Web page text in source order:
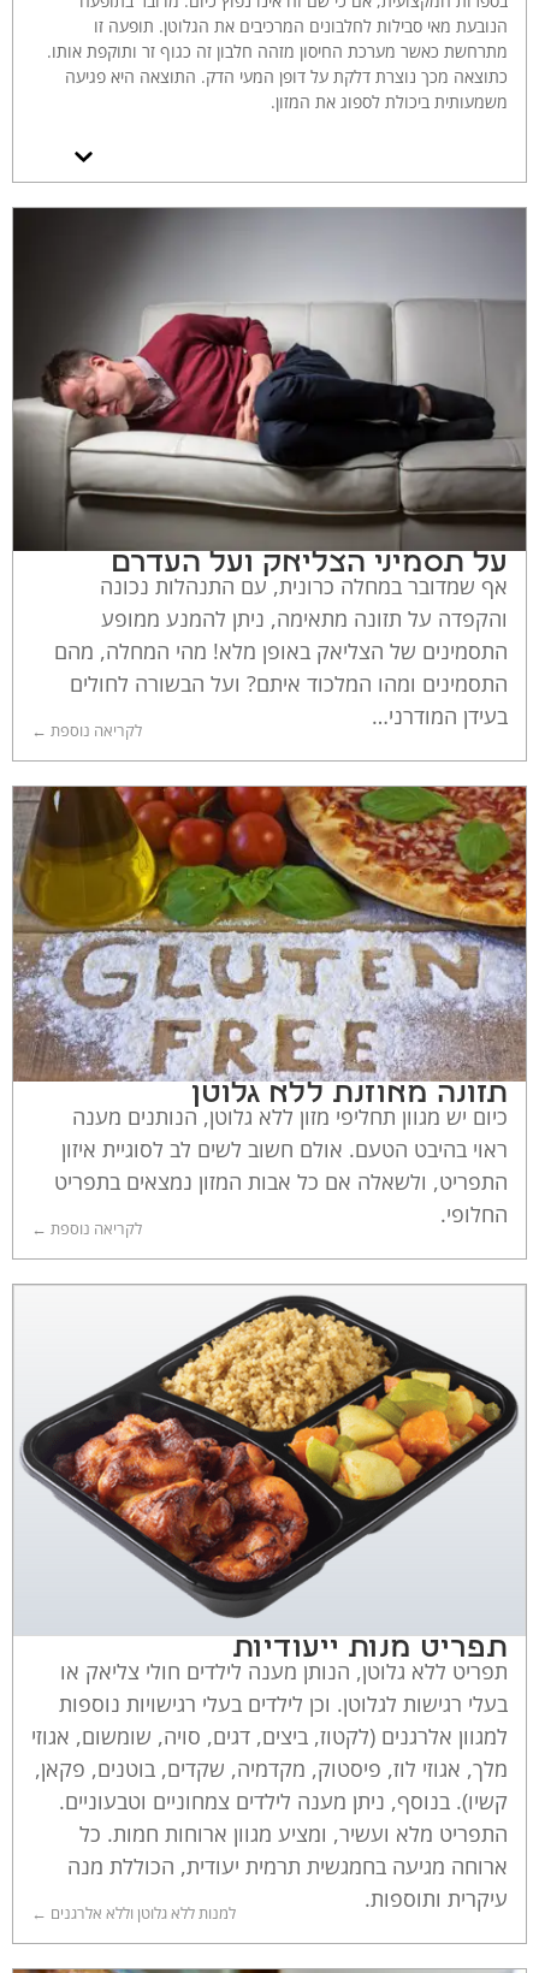
הנובעת מאי סבילות לחלבונים המרכיבים את הגלוטן. תופעה זו
מתרחשת כאשר מערכת החיסון מזהה חלבון זה כגוף זר ותוקפת אותו.
כתוצאה מכך נוצרת דלקת על דופן המעי הדק. התוצאה היא פגיעה
משמעותית ביכולת לספוג את המזון.
ממחלות מעיים אחרות וגורמים נוספים. לכן קיים לעיתים קושי באבחון
אולם אם קיימת מודעות המעוררת את החשד, ניתן לזהות את המחלה
באמצעות בדיקות דם. במקרים מסוימים יהיה צורך גם בבדיקה של דגימה
מן המעי הדק באמצעות ביופסיה. בהתגלה אי סבילות חמורה לגלוטן –
שזהו הצליאק, על הסובל מהתופעה להמנע באופן מוחלט מכל מגע, אף
לא עקיף, עם גלוטן.
על תסמיני הצליאק ועל העדרם
אף שמדובר במחלה כרונית, עם התנהלות נכונה
והקפדה על תזונה מתאימה, ניתן להמנע ממופע
התסמינים של הצליאק באופן מלא! מהי המחלה, מהם
התסמינים ומהו המלכוד איתם? ועל הבשורה לחולים
בעידן המודרני…
לקריאה נוספת ←
תזונה מאוזנת ללא גלוטן
כיום יש מגוון תחליפי מזון ללא גלוטן, הנותנים מענה
ראוי בהיבט הטעם. אולם חשוב לשים לב לסוגיית איזון
התפריט, ולשאלה אם כל אבות המזון נמצאים בתפריט
החלופי.
לקריאה נוספת ←
תפריט מנות ייעודיות
תפריט ללא גלוטן, הנותן מענה לילדים חולי צליאק או
בעלי רגישות לגלוטן. וכן לילדים בעלי רגישויות נוספות
למגוון אלרגנים (לקטוז, ביצים, דגים, סויה, שומשום, אגוזי
מלך, אגוזי לוז, פיסטוק, מקדמיה, שקדים, בוטנים, פקאן,
קשיו). בנוסף, ניתן מענה לילדים צמחוניים וטבעוניים.
התפריט מלא ועשיר, ומציע מגוון ארוחות חמות. כל
ארוחה מגיעה בחמגשית תרמית יעודית, הכוללת מנה
עיקרית ותוספות.
למנות ללא גלוטן וללא אלרגנים ←